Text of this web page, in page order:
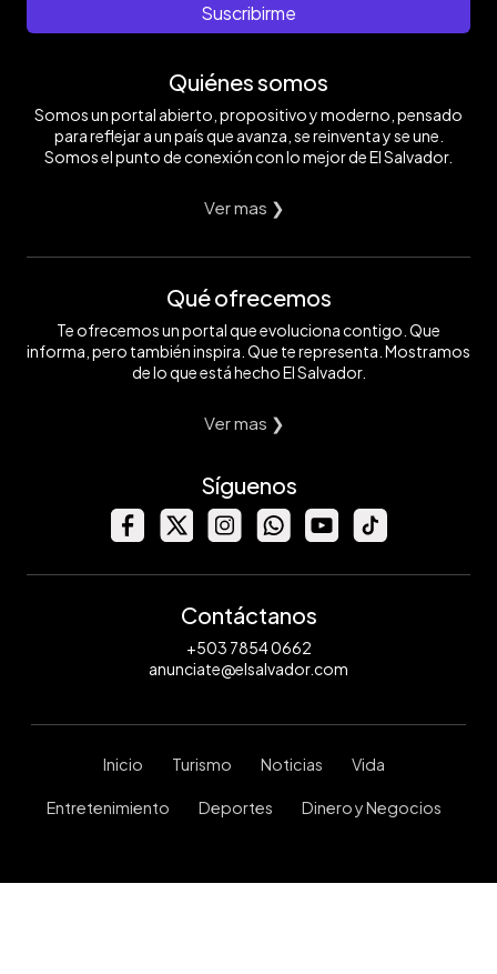
Suscribirme
Quiénes somos
Somos un portal abierto, propositivo y moderno, pensado
para reflejar a un país que avanza, se reinventa y se une.
Somos el punto de conexión con lo mejor de El Salvador.
Ver mas ❯
Qué ofrecemos
Te ofrecemos un portal que evoluciona contigo. Que
informa, pero también inspira. Que te representa. Mostramos
de lo que está hecho El Salvador.
Ver mas ❯
Síguenos
Contáctanos
+503 7854 0662
anunciate@elsalvador.com
Inicio Turismo Noticias Vida
Entretenimiento Deportes Dinero y Negocios